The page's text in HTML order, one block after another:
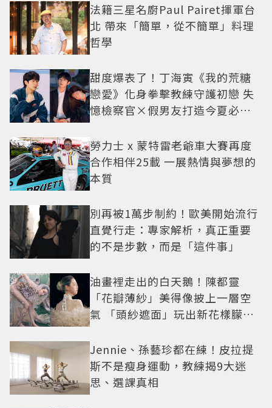
法籍三星名廚Paul Pairet揮軍台
北 帶來「簡單，從不簡單」料理
哲學
甜度爆表了！丁海寅《我的荒糖
戀愛》化身拳擊教練守護初戀 失
憶檢察官×假男友打造今夏必看
勞力士 x 蒙特雷老爺車大賽再度
合作相伴25載 一展熱情與夢想的
本質
別再被1萬步制約！歐美開始流行
直覺行走：專家解析，真正重要
的不是步數，而是「這件事」
油畫裡走出的白天鵝！陳都靈
「花瓣薄紗」美得像披上一層空
氣 「頭紗遮面」玩出新花樣朦朧
Jennie、孫藝珍都在練！皮拉提
斯不是瘦身運動，教練揭9大迷
思、選課真相